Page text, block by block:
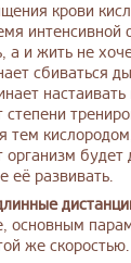
крови
интенсивной
и жить не
сбиваться
тем
организм
её развивать.
основным
же скоростью.